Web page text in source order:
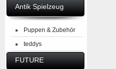
Antik Spielzeug
Puppen & Zubehör
teddys
FUTURE